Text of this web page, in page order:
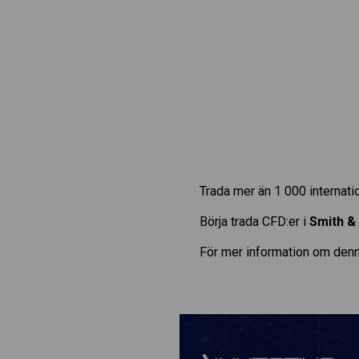
Trada mer än 1 000
Börja trada CFD:er i Smith &
För mer information om